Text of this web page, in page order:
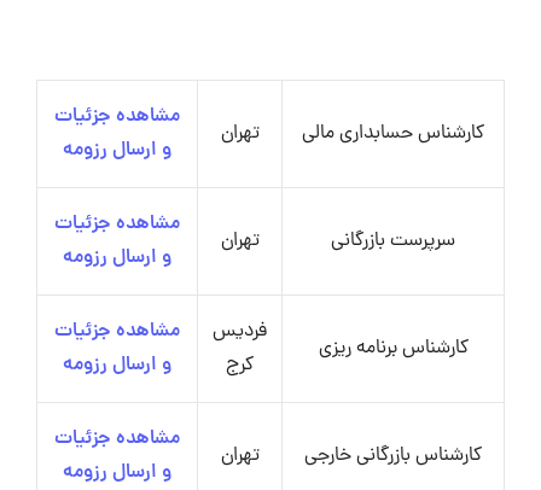
کارشناس حسابداری مالی تهران
مشاهده جزئیات
و ارسال رزومه
سرپرست بازرگانی تهران
مشاهده جزئیات
و ارسال رزومه
کارشناس برنامه ریزی
فردیس
کرج
مشاهده جزئیات
و ارسال رزومه
کارشناس بازرگانی خارجی تهران
مشاهده جزئیات
و ارسال رزومه